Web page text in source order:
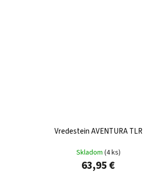
Vredestein AVENTURA TLR
Skladom (4 ks)
63,95 €